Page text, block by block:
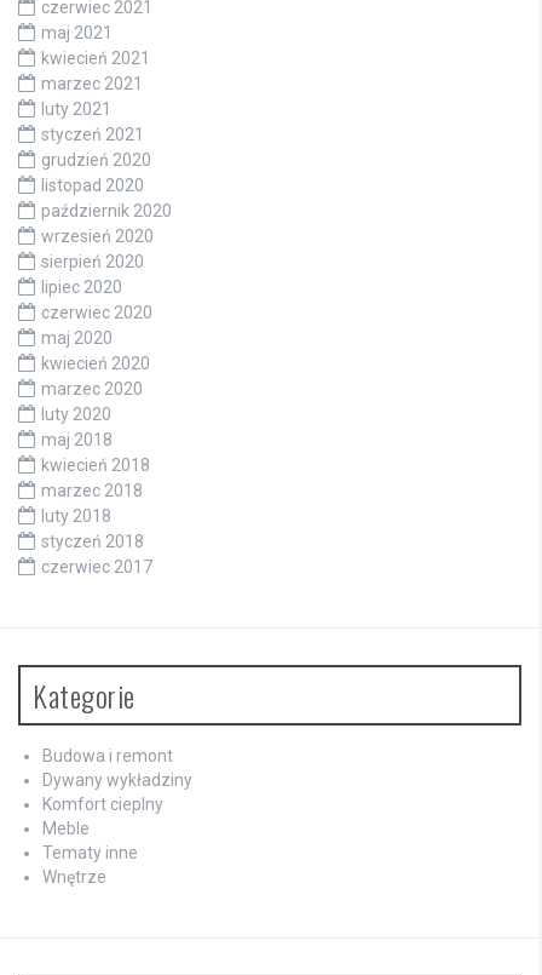
czerwiec 2021
maj 2021
kwiecień 2021
marzec 2021
luty 2021
styczeń 2021
grudzień 2020
listopad 2020
październik 2020
wrzesień 2020
sierpień 2020
lipiec 2020
czerwiec 2020
maj 2020
kwiecień 2020
marzec 2020
luty 2020
maj 2018
kwiecień 2018
marzec 2018
luty 2018
styczeń 2018
czerwiec 2017
Kategorie
Budowa i remont
Dywany wykładziny
Komfort cieplny
Meble
Tematy inne
Wnętrze